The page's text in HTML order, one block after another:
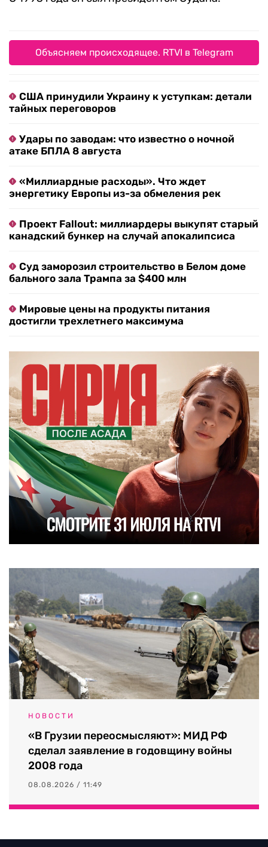
Объясняем происходящее. RTVI в Telegram
США принудили Украину к уступкам: детали
тайных переговоров
Удары по заводам: что известно о ночной
атаке БПЛА 8 августа
«Миллиардные расходы». Что ждет
энергетику Европы из-за обмеления рек
Проект Fallout: миллиардеры выкупят старый
канадский бункер на случай апокалипсиса
Суд заморозил строительство в Белом доме
бального зала Трампа за $400 млн
Мировые цены на продукты питания
достигли трехлетнего максимума
НОВОСТИ
«В Грузии переосмысляют»: МИД РФ
сделал заявление в годовщину войны
2008 года
08.08.2026 / 11:49